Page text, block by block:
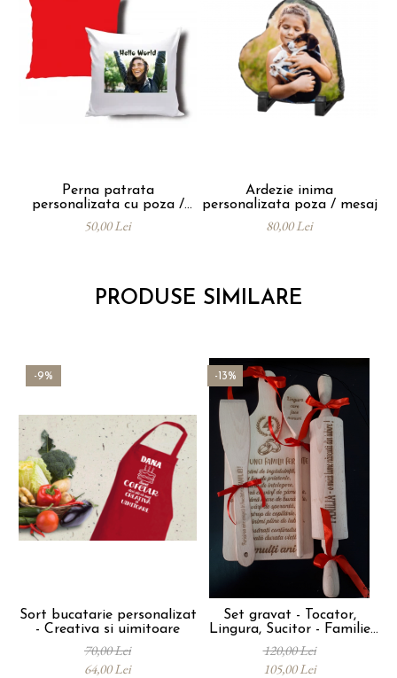
Perna patrata
personalizata cu poza /
mesaj
50,00 Lei
Ardezie inima
personalizata poza / mesaj
80,00 Lei
PRODUSE SIMILARE
-9%
Sort bucatarie personalizat
- Creativa si uimitoare
70,00 Lei
64,00 Lei
-13%
Set gravat - Tocator,
Lingura, Sucitor - Familie
Fericita
120,00 Lei
105,00 Lei